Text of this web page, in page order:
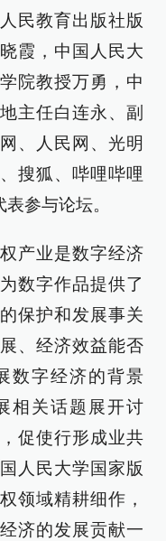
民教育出版社版
霞，中国人民大
院教授万勇，中
主任白连永、副
、人民网、光明
搜狐、哔哩哔哩
参与论坛。
产业是数字经济
数字作品提供了
保护和发展事关
、经济效益能否
数字经济的背景
相关话题展开讨
促使行形成业共
人民大学国家版
领域精耕细作，
济的发展贡献一